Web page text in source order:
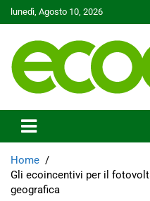
Skip
to
lunedì, Agosto 10, 2026
Ecoo.it
Home
Gli ecoincentivi per il
geografica